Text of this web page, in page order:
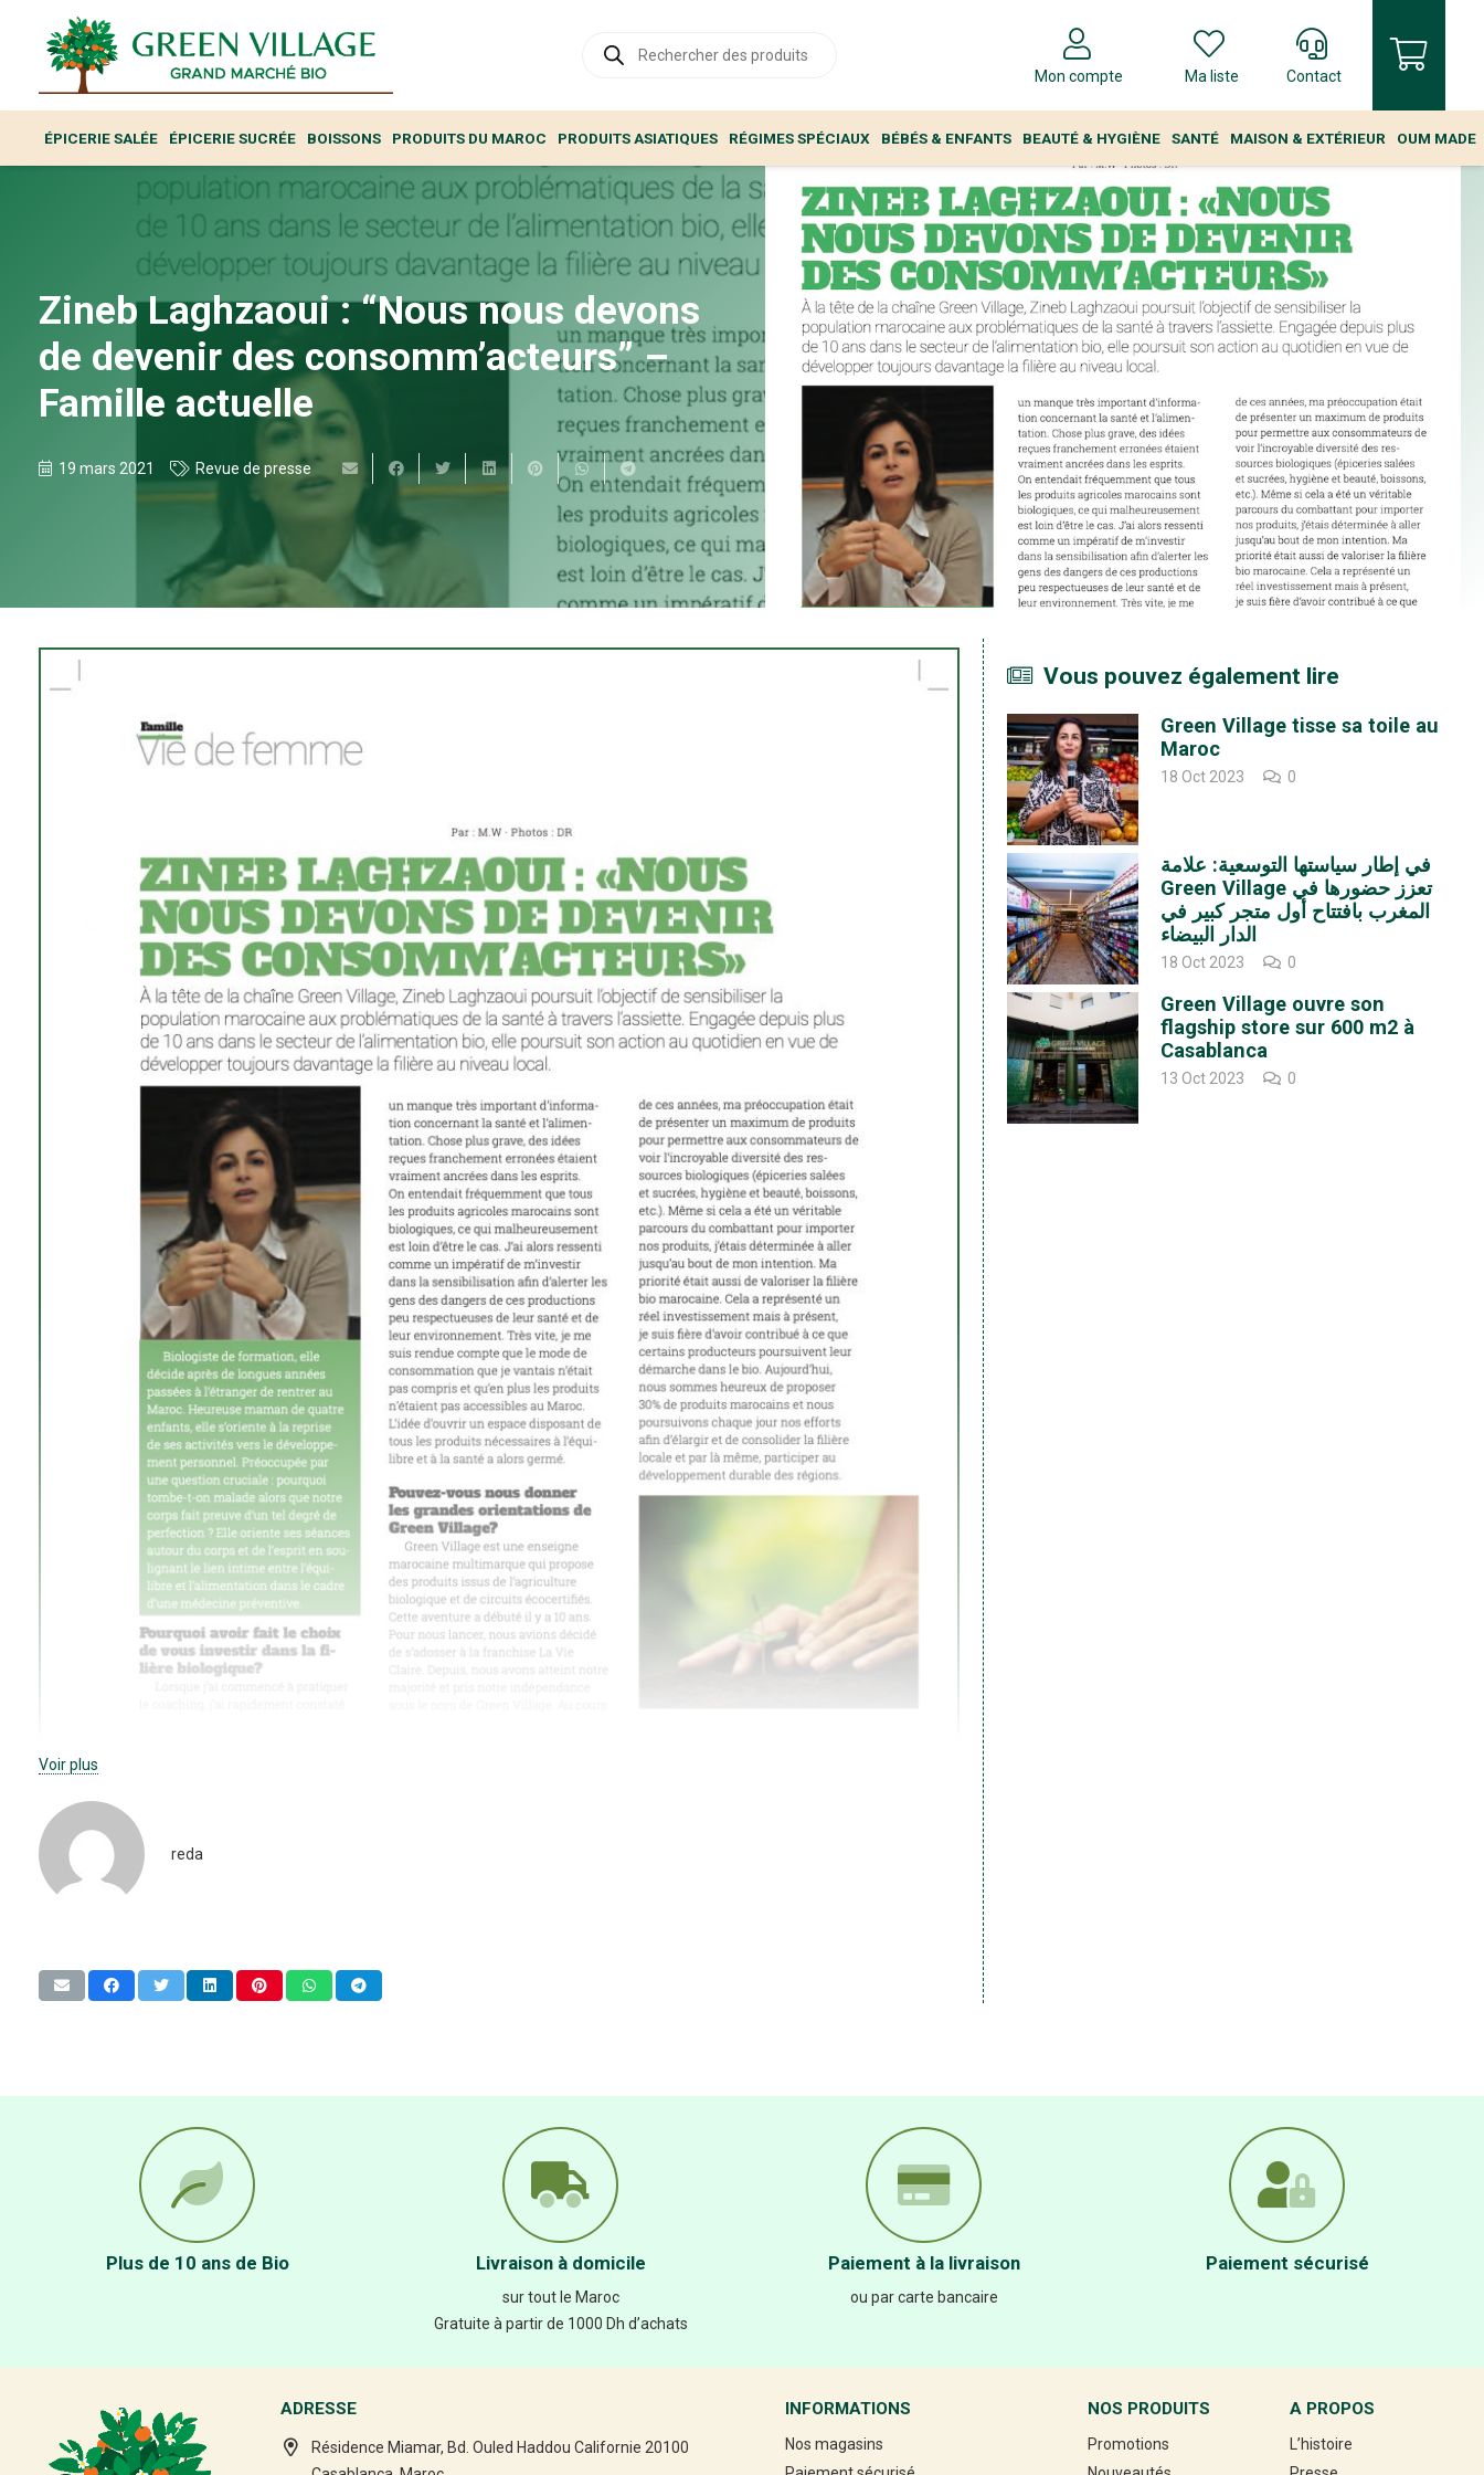
produits
Mon compte Ma liste Contact
ÉPICERIE SALÉE ÉPICERIE SUCRÉE BOISSONS PRODUITS DU MAROC PRODUITS ASIATIQUES RÉGIMES SPÉCIAUX BÉBÉS & ENFANTS BEAUTÉ & HYGIÈNE SANTÉ MAISON & EXTÉRIEUR OUM MADE
Zineb Laghzaoui : “Nous nous devons
de devenir des consomm’acteurs” –
Famille actuelle
19 mars 2021 Revue de presse
Voir plus
reda
Vous pouvez également lire
Green Village tisse sa toile au
Maroc
18 Oct 2023 0
في إطار سياستها التوسعية: علامة
Green Village تعزز حضورها في
المغرب بافتتاح أول متجر كبير في
الدار البيضاء
18 Oct 2023 0
Green Village ouvre son
flagship store sur 600 m2 à
Casablanca
13 Oct 2023 0
Plus de 10 ans de Bio Livraison à domicile
sur tout le Maroc
Gratuite à partir de 1000 Dh d’achats
Paiement à la livraison
ou par carte bancaire
Paiement sécurisé
ADRESSE
Résidence Miamar, Bd. Ouled Haddou Californie 20100
INFORMATIONS
Nos magasins
NOS PRODUITS
Promotions
A PROPOS
L’histoire